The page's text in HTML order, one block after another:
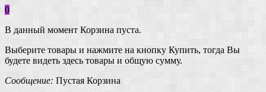
0
В данный момент Корзина пуста.
Выберите товары и нажмите на кнопку Купить, тогда Вы
будете видеть здесь товары и общую сумму.
Сообщение: Пустая Корзина